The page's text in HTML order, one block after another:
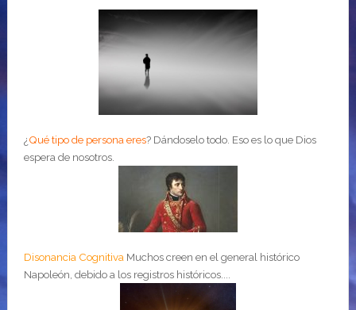
¿Qué tipo de persona eres? Dándoselo todo. Eso es lo que Dios
espera de nosotros.
Disonancia Cognitiva Muchos creen en el general histórico
Napoleón, debido a los registros históricos....